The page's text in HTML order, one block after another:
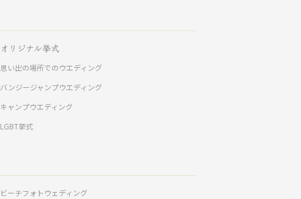
オリジナル挙式
思い出の場所でのウエディング
バンジージャンプウエディング
キャンプウエディング
LGBT挙式
ビーチフォトウェディング